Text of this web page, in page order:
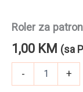
Roler za
1,00 KM (sa
- +